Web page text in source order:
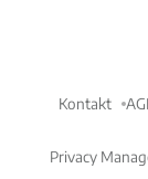
Kontakt
Privacy